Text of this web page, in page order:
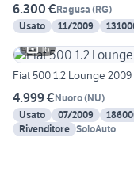
6.300 €Ragusa (RG)
Usato
11/2009
16
Fiat 500 1.2 Lounge 2009
4.999 €Nuoro(NU)
Usato
07/2009
Rivenditore SoloAuto